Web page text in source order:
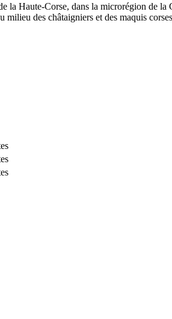
la Haute-Corse, dans la microrégion de
milieu des châtaigniers et des maquis